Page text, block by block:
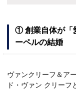
① 創業自体が「
ーペルの結婚
ヴァンクリーフ＆ア
ド・ヴァン クリー